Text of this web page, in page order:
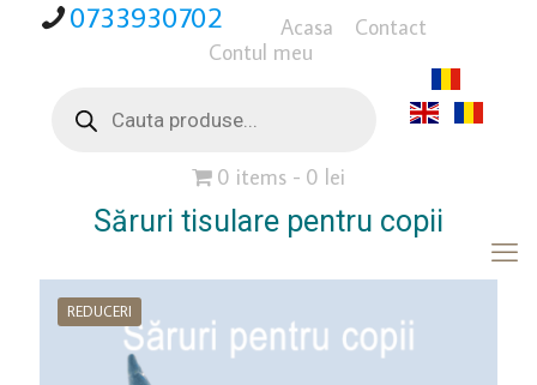
0733930702 Acasa
Contact
Contul meu
search
0 items 0 lei
Săruri tisulare pentru copii
REDUCERI